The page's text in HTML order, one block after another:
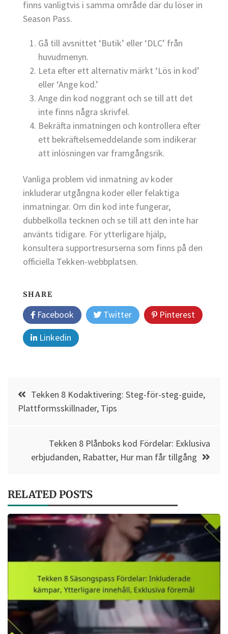
finns vanligtvis i samma område där du löser in
Season Pass.
Gå till avsnittet ‘Butik’ eller ‘DLC’ från
huvudmenyn.
Leta efter ett alternativ märkt ‘Lös in kod’
eller ‘Ange kod.’
Ange din kod noggrant och se till att det
inte finns några skrivfel.
Bekräfta inmatningen och kontrollera efter
ett bekräftelsemeddelande som indikerar
att inlösningen var framgångsrik.
Vanliga problem vid inmatning av koder
inkluderar utgångna koder eller felaktiga
inmatningar. Om din kod inte fungerar,
dubbelkolla tecknen och se till att den inte har
använts tidigare. För ytterligare hjälp,
konsultera supportresurserna som finns på den
officiella Tekken-webbplatsen.
SHARE
Facebook Twitter
Pinterest
Linkedin
Post
navigation
Tekken 8 Kodaktivering: Steg-för-steg-guide,
Plattformsskillnader, Tips
Tekken 8 Plånboks kod Fördelar: Exklusiva
erbjudanden, Rabatter, Hur man får tillgång
RELATED POSTS